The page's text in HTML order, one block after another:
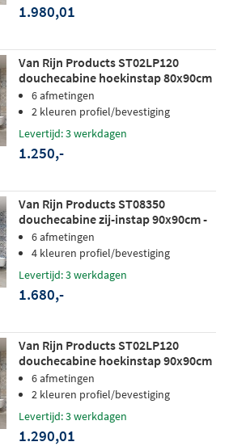
1.980,01
Van Rijn Products ST02LP120
douchecabine hoekinstap 80x90cm
zwart
6 afmetingen
2 kleuren profiel/bevestiging
Levertijd: 3 werkdagen
1.250,-
Van Rijn Products ST08350
douchecabine zij-instap 90x90cm -
helder glas - chroom
6 afmetingen
4 kleuren profiel/bevestiging
Levertijd: 3 werkdagen
1.680,-
Van Rijn Products ST02LP120
douchecabine hoekinstap 90x90cm
zwart
6 afmetingen
2 kleuren profiel/bevestiging
Levertijd: 3 werkdagen
1.290,01